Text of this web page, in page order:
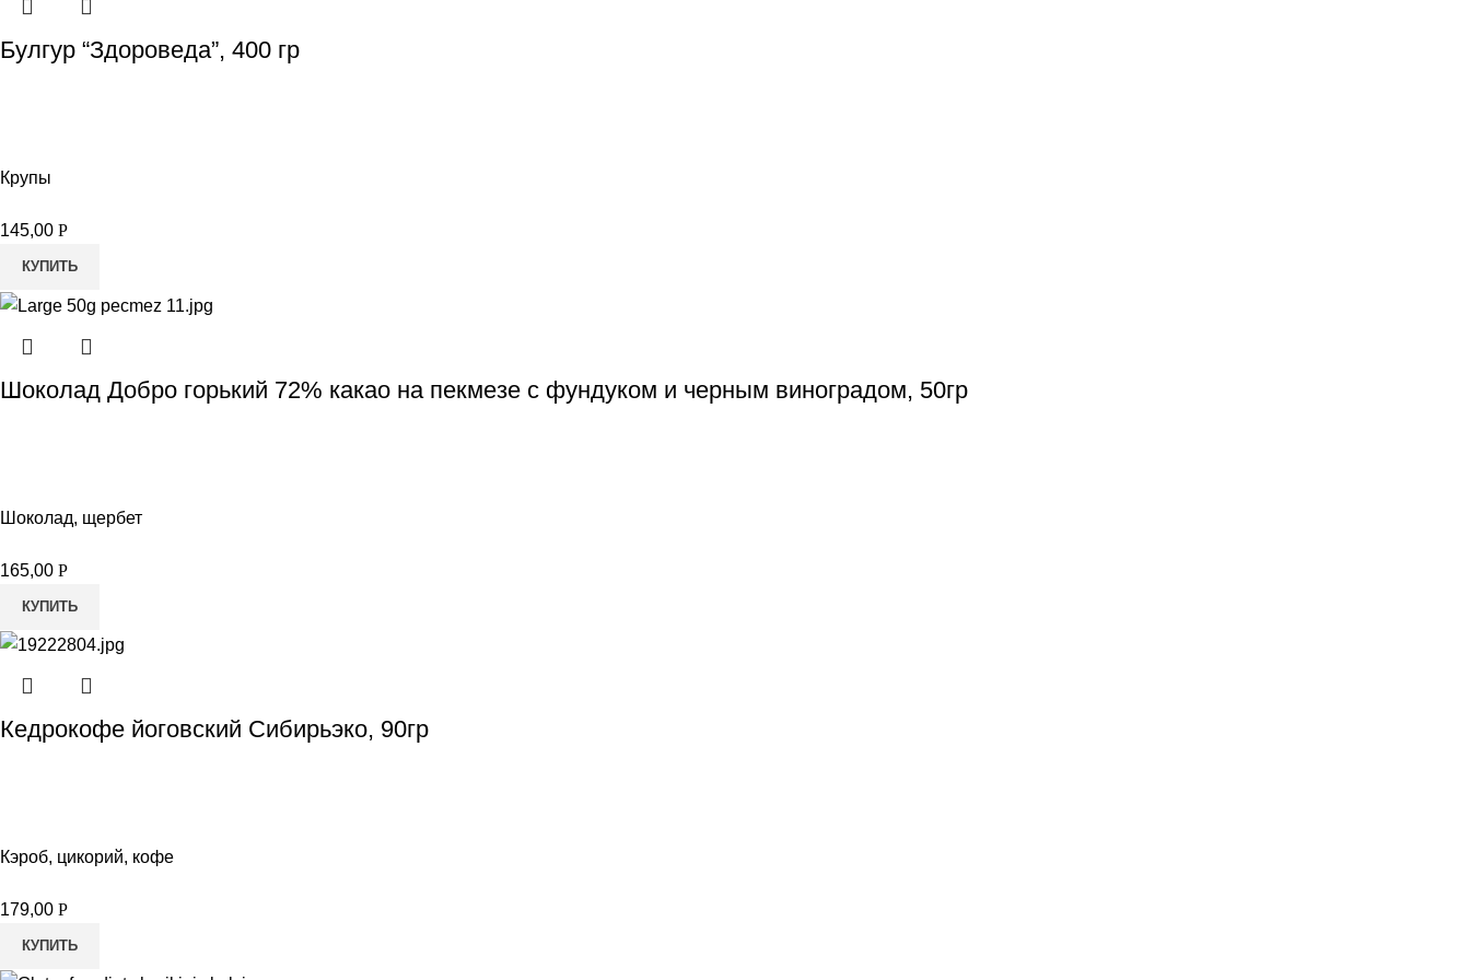
Булгур “Здороведа”, 400 гр
Крупы
145,00 Р
КУПИТЬ
Шоколад Добро горький 72% какао на пекмезе с фундуком и черным виноградом, 50гр
Шоколад, щербет
165,00 Р
КУПИТЬ
Кедрокофе йоговский Сибирьэко, 90гр
Кэроб, цикорий, кофе
179,00 Р
КУПИТЬ